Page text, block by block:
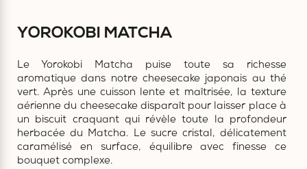
YOROKOBI MATCHA
Le Yorokobi Matcha puise toute sa richesse
aromatique dans notre cheesecake japonais au thé
vert. Après une cuisson lente et maîtrisée, la texture
aérienne du cheesecake disparaît pour laisser place à
un biscuit craquant qui révèle toute la profondeur
herbacée du Matcha. Le sucre cristal, délicatement
caramélisé en surface, équilibre avec finesse ce
bouquet complexe.